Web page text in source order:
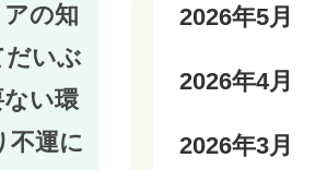
の知
だいぶ
い環
不運に
2026年5月
2026年4月
2026年3月